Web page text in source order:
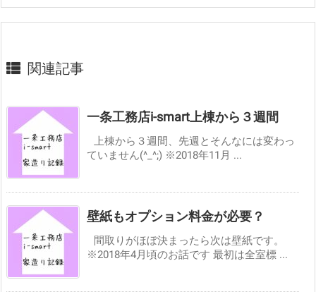
関連記事
一条工務店i-smart上棟から３週間
上棟から３週間、先週とそんなには変わっ
ていません(^_^;) ※2018年11月 ...
壁紙もオプション料金が必要？
間取りがほぼ決まったら次は壁紙です。
※2018年4月頃のお話です 最初は全室標 ...